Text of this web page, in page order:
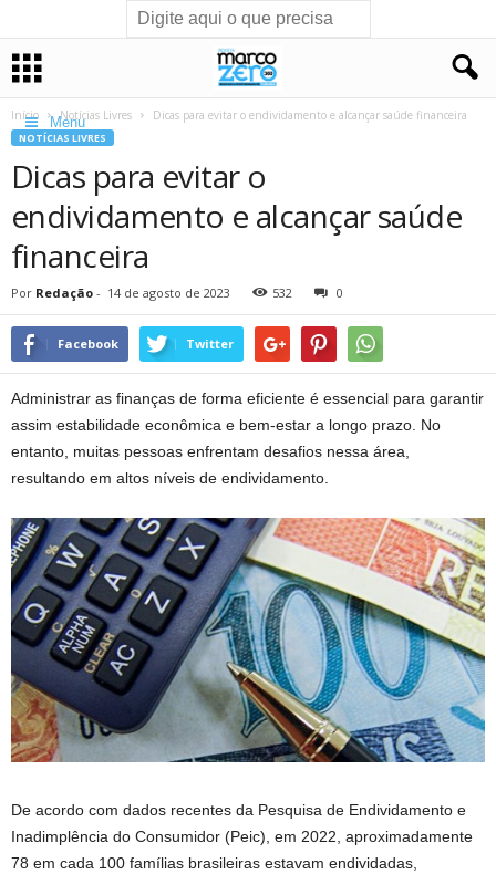
Menu
Início Notícias Livres Dicas para evitar o endividamento e alcançar saúde financeira
NOTÍCIAS LIVRES
Dicas para evitar o
endividamento e alcançar saúde
financeira
Por Redação - 14 de agosto de 2023 532 0
Facebook Twitter
Administrar as finanças de forma eficiente é essencial para garantir
assim estabilidade econômica e bem-estar a longo prazo. No
entanto, muitas pessoas enfrentam desafios nessa área,
resultando em altos níveis de endividamento.
De acordo com dados recentes da Pesquisa de Endividamento e
Inadimplência do Consumidor (Peic), em 2022, aproximadamente
78 em cada 100 famílias brasileiras estavam endividadas,